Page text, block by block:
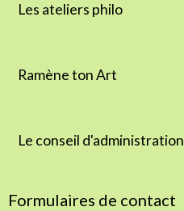
Les ateliers philo
Ramène ton Art
Le conseil d'administration
Formulaires de contact